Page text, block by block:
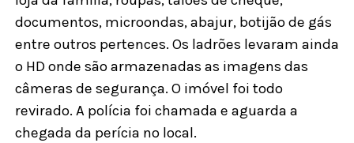
documentos, microondas, abajur, botijão de gás
entre outros pertences. Os ladrões levaram ainda
o HD onde são armazenadas as imagens das
câmeras de segurança. O imóvel foi todo
revirado. A polícia foi chamada e aguarda a
chegada da perícia no local.